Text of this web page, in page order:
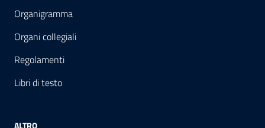
Organigramma
Organi collegiali
Regolamenti
Libri di testo
ALTRO